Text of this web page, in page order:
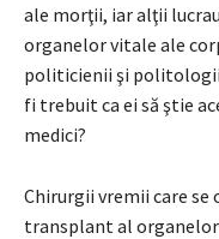
ale morţii, iar alţii
organelor vitale ale
politicienii şi politologii
fi trebuit ca ei să ştie
medici?
Chirurgii vremii care se
transplant al organelor